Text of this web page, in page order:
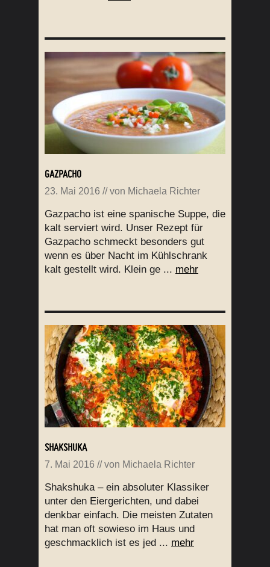
GAZPACHO
23. Mai 2016 // von Michaela Richter
Gazpacho ist eine spanische Suppe, die
kalt serviert wird. Unser Rezept für
Gazpacho schmeckt besonders gut
wenn es über Nacht im Kühlschrank
kalt gestellt wird. Klein ge ... mehr
SHAKSHUKA
7. Mai 2016 // von Michaela Richter
Shakshuka – ein absoluter Klassiker
unter den Eiergerichten, und dabei
denkbar einfach. Die meisten Zutaten
hat man oft sowieso im Haus und
geschmacklich ist es jed ... mehr